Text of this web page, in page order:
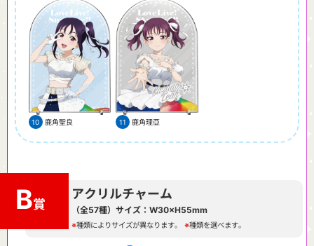
鹿角聖良 鹿角理亞
B賞
アクリルチャーム
（全57種）サイズ：W30×H55mm
種類によりサイズが異なります。 種類を選べます。